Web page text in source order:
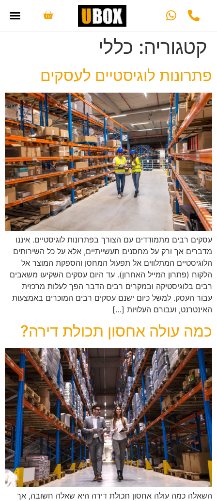
קטגוריה: כללי
פתרונות לוגיסטיים לעסקים
עסקים רבים מתמודדים עם הצורך בפתרונות לוגיסטיים. איננו
מדברים אך ורק על מחסנים תעשייתיים, אלא על כל השירותים
הלוגיסטיים המתלווים אל תפעול המחסן והספקת המוצר אל
הלקוח (פתרון המייל האחרון). עד היום עסקים השקיעו משאבים
רבים בלוגיסטיקה ובמקרים רבים הדבר הפך לעלות מרכזית
עבור העסק. למשל כיום ישנם עסקים רבים המוכרים באמצעות
האינטרנט, ועבורם העלויות […]
כמה עולה אחסון תכולת דירה?
השאלה כמה עולה אחסון תכולת דירה היא שאלה חשובה, אך